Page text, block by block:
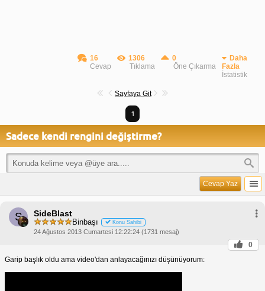
16
Cevap
1306
Tıklama
0
Öne Çıkarma
Daha
Fazla
İstatistik
Sayfaya Git
1
Sadece kendi rengini değiştirme?
Cevap Yaz
S SideBlast
Binbaşı Konu Sahibi
24 Ağustos 2013 Cumartesi 12:22:24 (1731 mesaj)
0
Garip başlık oldu ama video'dan anlayacağınızı düşünüyorum: